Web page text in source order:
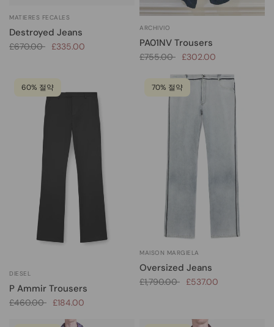
MATIERES FECALES
Destroyed Jeans
£670.00 £335.00
ARCHIVIO
PA01NV Trousers
£755.00 £302.00
60% 절약
DIESEL
P Ammir Trousers
£460.00 £184.00
70% 절약
MAISON MARGIELA
Oversized Jeans
£1,790.00 £537.00